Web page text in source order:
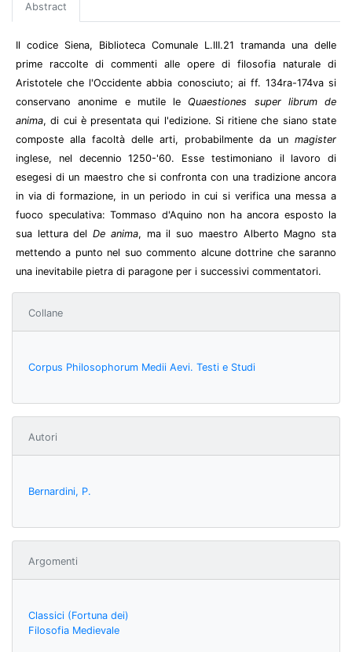
Abstract
Il codice Siena, Biblioteca Comunale L.III.21 tramanda una delle
prime raccolte di commenti alle opere di filosofia naturale di
Aristotele che l'Occidente abbia conosciuto; ai ff. 134ra-174va si
conservano anonime e mutile le Quaestiones super librum de
anima, di cui è presentata qui l'edizione. Si ritiene che siano state
composte alla facoltà delle arti, probabilmente da un magister
inglese, nel decennio 1250-'60. Esse testimoniano il lavoro di
esegesi di un maestro che si confronta con una tradizione ancora
in via di formazione, in un periodo in cui si verifica una messa a
fuoco speculativa: Tommaso d'Aquino non ha ancora esposto la
sua lettura delDe anima, ma il suo maestro Alberto Magno sta
mettendo a punto nel suo commento alcune dottrine che saranno
una inevitabile pietra di paragone per i successivi commentatori.
Collane
Corpus Philosophorum Medii Aevi. Testi e Studi
Autori
Bernardini, P.
Argomenti
Classici (Fortuna dei)
Filosofia Medievale